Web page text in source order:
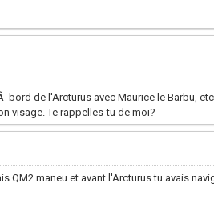
de l'Arcturus avec Maurice le Barbu,
visage. Te rappelles-tu de moi?
QM2 maneu et avant l'Arcturus tu avais